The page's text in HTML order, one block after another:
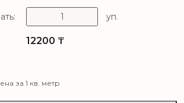
уп.
12200 ₸
за 1 кв. метр